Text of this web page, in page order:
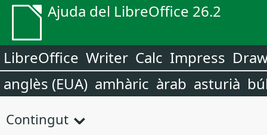
Ajuda del LibreOffice 26.2
LibreOffice Writer Calc Impress
anglès (EUA) amhàric àrab asturià
Contingut